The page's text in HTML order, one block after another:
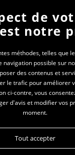
à la newsletter,
des PEP 69
de
notre
méthodes, telles que
possible sur
des contenus et
le trafic pour améliorer
ci-contre, vous
d'avis et modifier vos
moment.
Tout accepter